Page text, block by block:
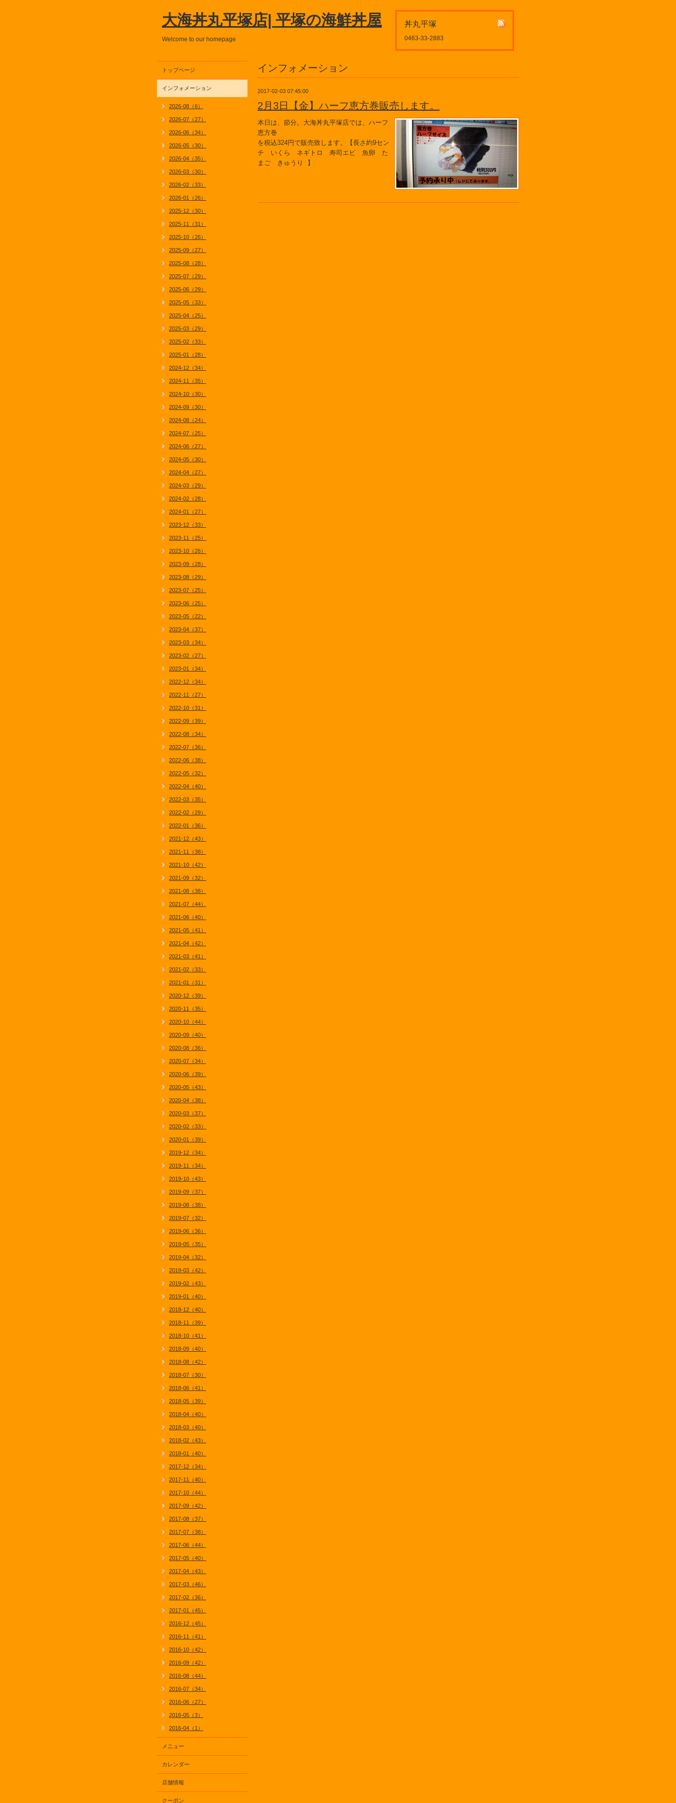
丼丸平塚
0463-33-2883
大海丼丸平塚店| 平塚の海鮮丼屋
Welcome to our homepage
インフォメーション
2017-02-03 07:45:00
2月3日【金】ハーフ恵方巻販売します。
本日は、節分。大海丼丸平塚店では、ハーフ
恵方巻
を税込324円で販売致します。【長さ約9セン
チ いくら ネギトロ 寿司エビ 魚卵 た
まご きゅうり 】
トップページ
インフォメーション
2026-08（6）
2026-07（27）
2026-06（34）
2026-05（30）
2026-04（35）
2026-03（30）
2026-02（33）
2026-01（26）
2025-12（30）
2025-11（31）
2025-10（26）
2025-09（27）
2025-08（28）
2025-07（29）
2025-06（29）
2025-05（33）
2025-04（25）
2025-03（29）
2025-02（33）
2025-01（28）
2024-12（34）
2024-11（35）
2024-10（30）
2024-09（30）
2024-08（24）
2024-07（25）
2024-06（27）
2024-05（30）
2024-04（27）
2024-03（29）
2024-02（28）
2024-01（27）
2023-12（33）
2023-11（25）
2023-10（26）
2023-09（28）
2023-08（29）
2023-07（25）
2023-06（25）
2023-05（22）
2023-04（37）
2023-03（34）
2023-02（27）
2023-01（34）
2022-12（34）
2022-11（27）
2022-10（31）
2022-09（39）
2022-08（34）
2022-07（36）
2022-06（38）
2022-05（32）
2022-04（40）
2022-03（35）
2022-02（29）
2022-01（36）
2021-12（43）
2021-11（38）
2021-10（42）
2021-09（32）
2021-08（38）
2021-07（44）
2021-06（40）
2021-05（41）
2021-04（42）
2021-03（41）
2021-02（33）
2021-01（31）
2020-12（39）
2020-11（35）
2020-10（44）
2020-09（40）
2020-08（36）
2020-07（34）
2020-06（39）
2020-05（43）
2020-04（38）
2020-03（37）
2020-02（33）
2020-01（39）
2019-12（34）
2019-11（34）
2019-10（43）
2019-09（37）
2019-08（38）
2019-07（32）
2019-06（36）
2019-05（35）
2019-04（32）
2019-03（42）
2019-02（43）
2019-01（40）
2018-12（40）
2018-11（39）
2018-10（41）
2018-09（40）
2018-08（42）
2018-07（30）
2018-06（41）
2018-05（39）
2018-04（40）
2018-03（40）
2018-02（43）
2018-01（40）
2017-12（34）
2017-11（40）
2017-10（44）
2017-09（42）
2017-08（37）
2017-07（38）
2017-06（44）
2017-05（40）
2017-04（43）
2017-03（46）
2017-02（36）
2017-01（45）
2016-12（45）
2016-11（41）
2016-10（42）
2016-09（42）
2016-08（44）
2016-07（34）
2016-06（27）
2016-05（3）
2016-04（1）
メニュー
カレンダー
店舗情報
クーポン